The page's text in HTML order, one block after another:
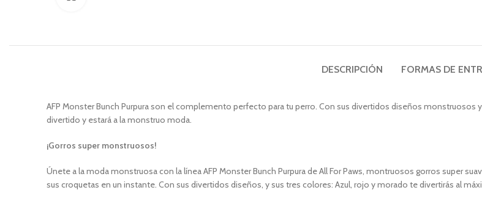
DESCRIPCIÓN FORMAS DE
AFP Monster Bunch Purpura son el complemento perfecto para tu perro. Con sus divertidos diseños
divertido y estará a la monstruo moda.
¡Gorros super monstruosos!
Únete a la moda monstruosa con la línea AFP Monster Bunch Purpura de All For Paws, montruosos gorros super
sus croquetas en un instante. Con sus divertidos diseños, y sus tres colores: Azul, rojo y morado te divertirás al